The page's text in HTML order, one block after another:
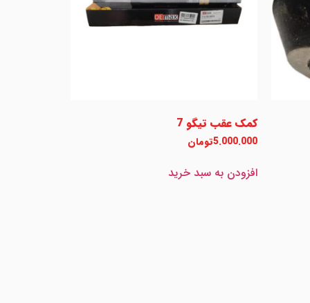
کمک عقب تیگو 7
5.000.000تومان
افزودن به سبد خرید